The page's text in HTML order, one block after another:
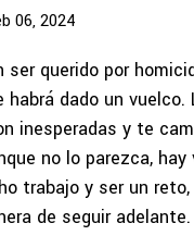
06, 2024
ser querido por
dado un vuelco.
inesperadas y te
no lo parezca, hay
trabajo y ser un reto,
de seguir adelante.